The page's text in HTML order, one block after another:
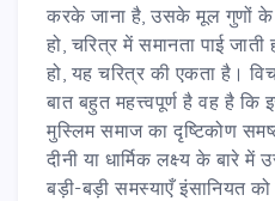
करके जाना है, उसके मूल गुणों के
हो, चरित्र में समानता पाई जाती
हो, यह चरित्र की एकता है।
बात बहुत महत्त्वपूर्ण है वह है
मुस्लिम समाज का दृष्टिकोण
दीनी या धार्मिक लक्ष्य के बारे
बड़ी-बड़ी समस्याएँ इंसानियत